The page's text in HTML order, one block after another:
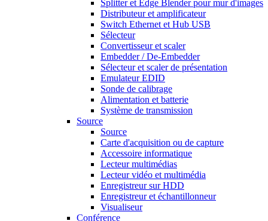
Splitter et Edge Blender pour mur d'images
Distributeur et amplificateur
Switch Ethernet et Hub USB
Sélecteur
Convertisseur et scaler
Embedder / De-Embedder
Sélecteur et scaler de présentation
Emulateur EDID
Sonde de calibrage
Alimentation et batterie
Système de transmission
Source
Source
Carte d'acquisition ou de capture
Accessoire informatique
Lecteur multimédias
Lecteur vidéo et multimédia
Enregistreur sur HDD
Enregistreur et échantillonneur
Visualiseur
Conférence